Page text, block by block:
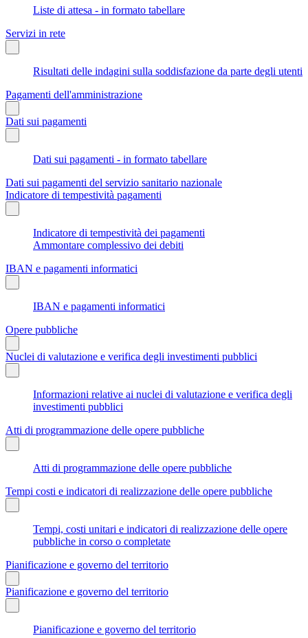
Liste di attesa - in formato tabellare
Servizi in rete
Risultati delle indagini sulla soddisfazione da parte degli utenti
Pagamenti dell'amministrazione
Dati sui pagamenti
Dati sui pagamenti - in formato tabellare
Dati sui pagamenti del servizio sanitario nazionale
Indicatore di tempestività pagamenti
Indicatore di tempestività dei pagamenti
Ammontare complessivo dei debiti
IBAN e pagamenti informatici
IBAN e pagamenti informatici
Opere pubbliche
Nuclei di valutazione e verifica degli investimenti pubblici
Informazioni relative ai nuclei di valutazione e verifica degli
investimenti pubblici
Atti di programmazione delle opere pubbliche
Atti di programmazione delle opere pubbliche
Tempi costi e indicatori di realizzazione delle opere pubbliche
Tempi, costi unitari e indicatori di realizzazione delle opere
pubbliche in corso o completate
Pianificazione e governo del territorio
Pianificazione e governo del territorio
Pianificazione e governo del territorio